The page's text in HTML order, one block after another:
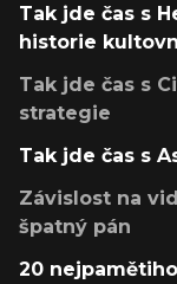
Tak jde čas s
historie
Tak jde čas s
strategie
Tak jde čas s
Závislost na
špatný pán
20